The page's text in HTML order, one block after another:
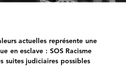
actuelles représente une
en esclave : SOS Racisme
suites judiciaires possibles